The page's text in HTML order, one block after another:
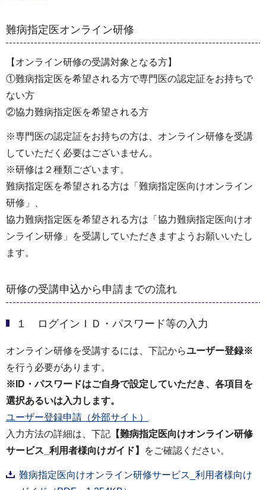
難病指定医オンライン研修
【オンライン研修の受講対象となる方】
①難病指定医を希望される方で専門医の認定証をお持ちで
ない方
②協力難病指定医を希望される方
※専門医の認定証をお持ちの方は、オンライン研修を受講
していただく必要はございません。
※研修は２種類ございます。
難病指定医を希望される方は「難病指定医向けオンライン
研修」、
協力難病指定医を希望される方は「協力難病指定医向けオ
ンライン研修」を受講していただきますようお願いいたし
ます。
研修の受講申込から申請までの流れ
１ ログインＩＤ・パスワード等の入力
オンライン研修を受講するには、下記からユーザー登録※
を行う必要があります。
※ID・パスワードはご自身で設定していただき、各項目を
選択あるいは入力します。
ユーザー登録申請（外部サイト）
入力方法の詳細は、下記 【難病指定医向けオンライン研修
サービス_利用者様向けガイド】
をご確認ください。
難病指定医向けオンライン研修サービス_利用者様向け